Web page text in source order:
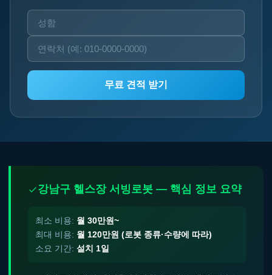
무료 견적 받기
강남구 헬스장 서빙로봇 — 핵심 정보 요약
최소 비용: 월 30만원~
최대 비용: 월 120만원 (로봇 종류·수량에 따라)
소요 기간: 설치 1일